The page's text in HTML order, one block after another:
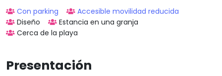
Con parking
Accesible movilidad reducida
Diseño
Estancia en una granja
Cerca de la playa
Presentación